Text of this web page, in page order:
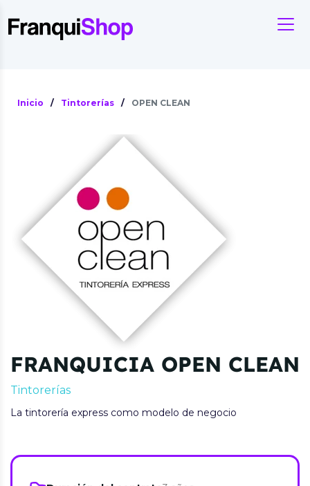
Inicio / Tintorerías / OPEN CLEAN
FRANQUICIA OPEN CLEAN
Tintorerías
La tintorería express como modelo de negocio